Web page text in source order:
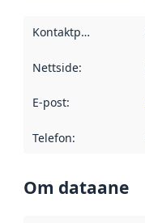
Kontaktpunkt
Nettside:
E-post:
Telefon:
Om dataane